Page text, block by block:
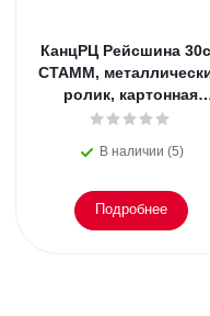
КанцРЦ Рейсшина
СТАММ,
ролик, картонная
коробка
В наличии (5)
Подробнее